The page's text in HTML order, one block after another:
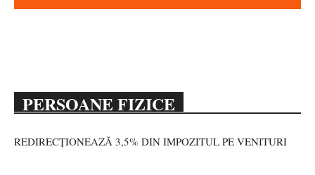
PERSOANE FIZICE
REDIRECȚIONEAZĂ 3,5% DIN IMPOZITUL PE VENITURI